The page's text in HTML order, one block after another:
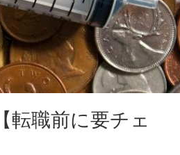
転職前に要チェ